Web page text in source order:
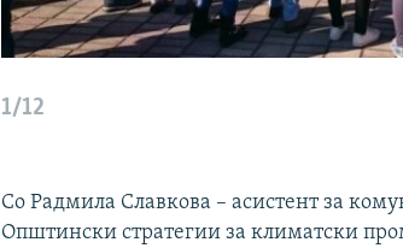
1/12
Со Радмила Славкова – асистент за
Општински стратегии за климатски